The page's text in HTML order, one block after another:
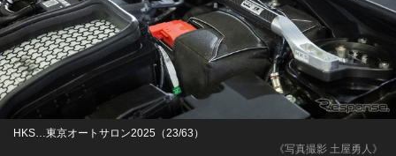
《写真撮影 土屋勇人》
HKS…東京オートサロン2025（23/63）